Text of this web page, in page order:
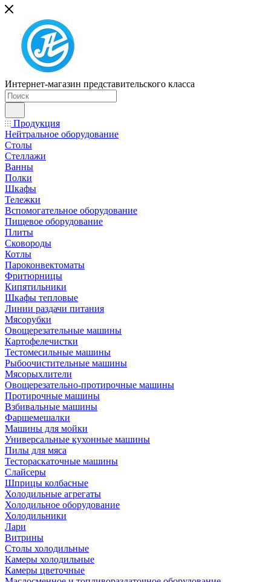
Интернет-магазин представительского класса
Продукция
Нейтральное оборудование
Столы
Стеллажи
Ванны
Полки
Шкафы
Тележки
Вспомогательное оборудование
Пищевое оборудование
Плиты
Сковороды
Котлы
Пароконвектоматы
Фритюрницы
Кипятильники
Шкафы тепловые
Линии раздачи питания
Мясорубки
Овощерезательные машины
Картофелечистки
Тестомесильные машины
Рыбоочистительные машины
Мясорыхлители
Овощерезательно-протирочные машины
Протирочные машины
Взбивальные машины
Фаршемешалки
Машины для мойки
Универсальные кухонные машины
Пилы для мяса
Тестораскаточные машины
Слайсеры
Шприцы колбасные
Холодильные агрегаты
Холодильное оборудование
Холодильники
Лари
Витрины
Столы холодильные
Камеры холодильные
Камеры цветочные